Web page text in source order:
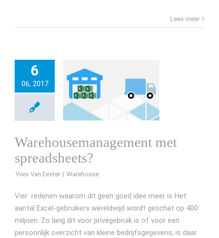
Lees meer
6
06, 2017
Warehousemanagement met
spreadsheets?
Yves Van Eester
Vier redenen waarom dit geen goed idee meer is Het
aantal Excel-gebruikers wereldwijd wordt geschat op 400
miljoen. Zo lang dit voor privégebruik is of voor een
persoonlijk overzicht van kleine bedrijfsgegevens, is daar